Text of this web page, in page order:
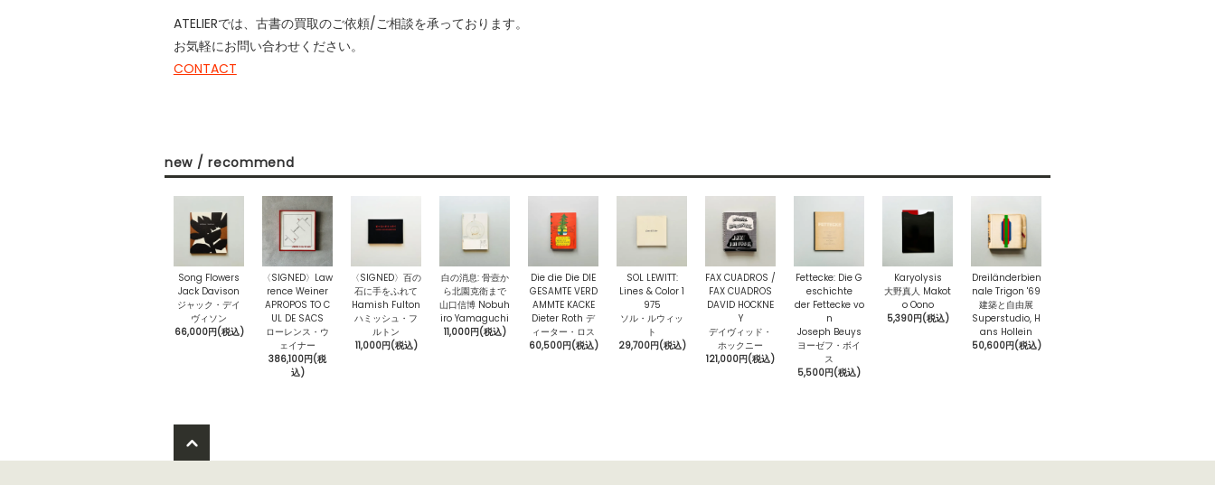
ATELIERでは、古書の買取のご依頼/ご相談を承っております。
お気軽にお問い合わせください。
CONTACT
new / recommend
Song Flowers
Jack Davison
ジャック・デイ
ヴィソン
66,000円(税込)
〈SIGNED〉Law
rence Weiner
APROPOS TO C
UL DE SACS
ローレンス・ウ
ェイナー
386,100円(税
込)
〈SIGNED〉百の
石に手をふれて
Hamish Fulton
ハミッシュ・フ
ルトン
11,000円(税込)
白の消息: 骨壼か
ら北園克衛まで
山口信博 Nobuh
iro Yamaguchi
11,000円(税込)
Die die Die DIE
GESAMTE VERD
AMMTE KACKE
Dieter Roth デ
ィーター・ロス
60,500円(税込)
SOL LEWITT:
Lines & Color 1
975
ソル・ルウィッ
ト
29,700円(税込)
FAX CUADROS /
FAX CUADROS
DAVID HOCKNE
Y
デイヴィッド・
ホックニー
121,000円(税込)
Fettecke: Die G
eschichte
der Fettecke vo
n
Joseph Beuys
ヨーゼフ・ボイ
ス
5,500円(税込)
Karyolysis
大野真人 Makot
o Oono
5,390円(税込)
Dreiländerbien
nale Trigon '69
建築と自由展
Superstudio, H
ans Hollein
50,600円(税込)